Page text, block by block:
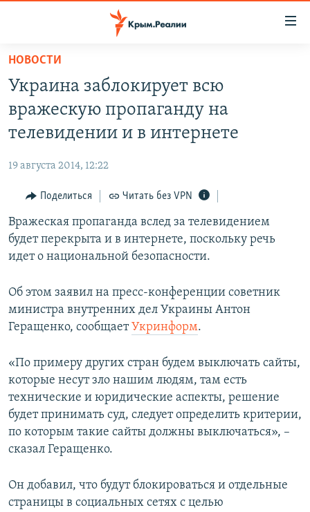
Вернуться
основному
содержанию
Вернутся
главной
навигации
Вернутся
поиску
СПЕЦПРОЕКТЫ
11 ЛЕТ ОККУПАЦИИ КРЫМА. 11 ИСТОРИЙ СОПРОТИВЛЕНИЯ
ВОДА
ЕЩЕ
ИНТЕРАКТИВ
ИНФОГРАФИКА
ТЕЛЕПРОЕКТ КРЫМ.РЕАЛИИ
ПРОПАВШИЕ БЕЗ ВЕСТИ
ПОБЕДИТЕЛЕЙ НЕ СУДЯТ?
ELIFBE
УКРАИНСКАЯ ПРОБЛЕМА КРЫМА
РАДІО СВОБОДА
КАК ОБОЙТИ БЛОКИРОВКУ
Українською
Qırımtatar
ПРИСОЕДИНЯЙТЕСЬ!
Все сайты RFE/RL
НОВОСТИ
Украина заблокирует всю
вражескую пропаганду на
телевидении и в интернете
19 августа 2014, 12:22
Поделиться Читать без VPN
Вражеская пропаганда вслед за телевидением
будет перекрыта и в интернете, поскольку речь
идет о национальной безопасности.
Об этом заявил на пресс-конференции советник
министра внутренних дел Украины Антон
Геращенко, сообщаетУкринформ.
«По примеру других стран будем выключать сайты,
которые несут зло нашим людям, там есть
технические и юридические аспекты, решение
будет принимать суд, следует определить критерии,
по которым такие сайты должны выключаться», –
сказал Геращенко.
Он добавил, что будут блокироваться и отдельные
страницы в социальных сетях с целью